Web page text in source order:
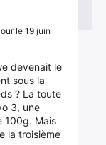
le 19 juin
devenait le
sous la
? La toute
3, une
100g. Mais
la troisième